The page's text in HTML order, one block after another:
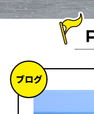
ブログ